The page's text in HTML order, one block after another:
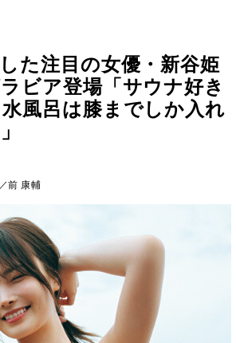
た注目の女優・新谷姫
ビア登場「サウナ好き
風呂は膝までしか入れ
前 康輔